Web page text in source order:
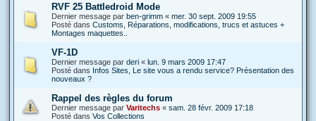
RVF 25 Battledroid Mode
Dernier message par ben-grimm « mer. 30 sept. 2009 19:55
Posté dans Customs, Réparations, modifications, trucs et astuces +
Montages maquettes..
VF-1D
Dernier message par deri « lun. 9 mars 2009 17:47
Posté dans Infos Sites, Le site vous a rendu service? Présentation des
nouveaux ?
Rappel des règles du forum
Dernier message par Varitechs « sam. 28 févr. 2009 17:18
Posté dans Vos Collections